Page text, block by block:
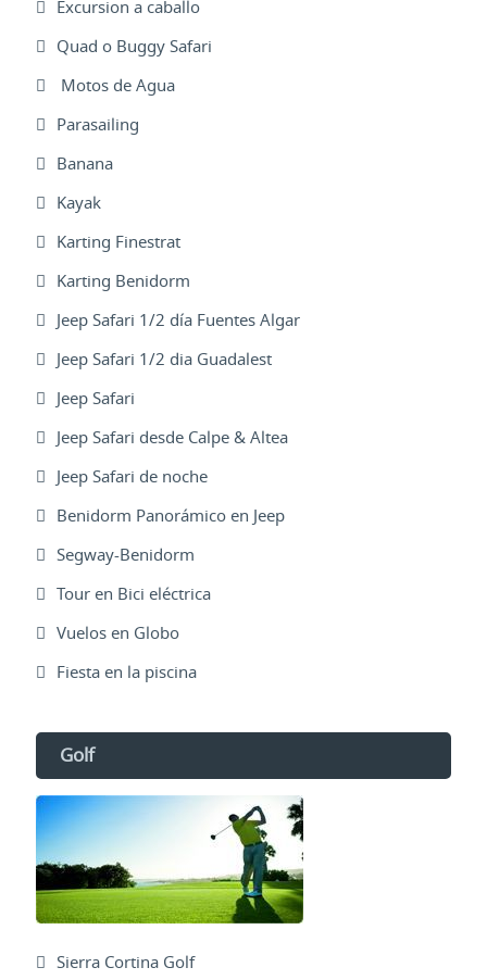
Excursion a caballo
Quad o Buggy Safari
Motos de Agua
Parasailing
Banana
Kayak
Karting Finestrat
Karting Benidorm
Jeep Safari 1/2 día Fuentes Algar
Jeep Safari 1/2 dia Guadalest
Jeep Safari
Jeep Safari desde Calpe & Altea
Jeep Safari de noche
Benidorm Panorámico en Jeep
Segway-Benidorm
Tour en Bici eléctrica
Vuelos en Globo
Fiesta en la piscina
Golf
Sierra Cortina Golf